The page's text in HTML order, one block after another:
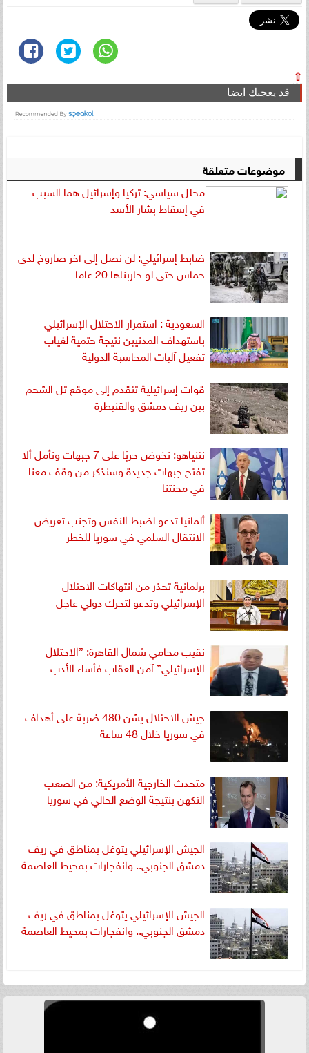
⇧
قد يعجبك ايضا
موضوعات متعلقة
محلل سياسي: تركيا وإسرائيل هما السبب
في إسقاط بشار الأسد
ضابط إسرائيلي: لن نصل إلى آخر صاروخ لدى
حماس حتى لو حاربناها 20 عاما
السعودية : استمرار الاحتلال الإسرائيلي
باستهداف المدنيين نتيجة حتمية لغياب
تفعيل آليات المحاسبة الدولية
قوات إسرائيلية تتقدم إلى موقع تل الشحم
بين ريف دمشق والقنيطرة
نتنياهو: نخوض حربًا على 7 جبهات ونأمل ألا
تفتح جبهات جديدة وسنذكر من وقف معنا
في محنتنا
ألمانيا تدعو لضبط النفس وتجنب تعريض
الانتقال السلمي في سوريا للخطر
برلمانية تحذر من انتهاكات الاحتلال
الإسرائيلي وتدعو لتحرك دولي عاجل
نقيب محامي شمال القاهرة: ”الاحتلال
الإسرائيلي” آمن العقاب فأساء الأدب
جيش الاحتلال يشن 480 ضربة على أهداف
في سوريا خلال 48 ساعة
متحدث الخارجية الأمريكية: من الصعب
التكهن بنتيجة الوضع الحالي في سوريا
الجيش الإسرائيلي يتوغل بمناطق في ريف
دمشق الجنوبي.. وانفجارات بمحيط العاصمة
الجيش الإسرائيلي يتوغل بمناطق في ريف
دمشق الجنوبي.. وانفجارات بمحيط العاصمة